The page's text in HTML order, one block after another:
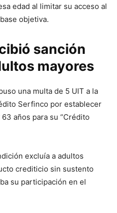
edad al limitar su acceso al
objetiva.
sanción
mayores
una multa de 5 UIT a la
Serfinco por establecer
años para su “Crédito
excluía a adultos
crediticio sin sustento
su participación en el